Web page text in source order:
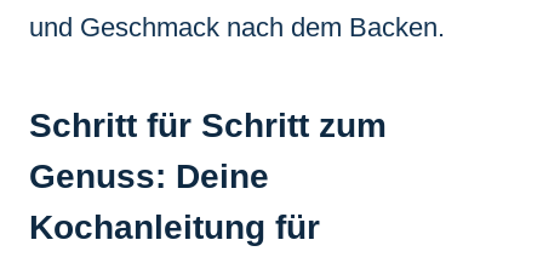
und Geschmack nach dem Backen.
Schritt für Schritt zum
Genuss: Deine
Kochanleitung für